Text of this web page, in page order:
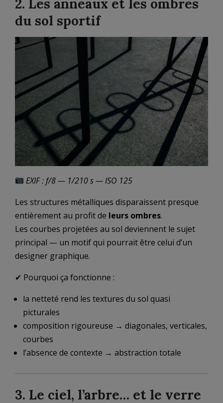
2. Les anneaux et les ombres
du sol sportif
EXIF : f/8 — 1/210 s — ISO 125
Les structures métalliques disparaissent presque
entièrement au profit de leurs ombres.
Les courbes projetées au sol deviennent le sujet
principal — un motif qui pourrait être celui d’un
designer graphique.
✔ Pourquoi ça fonctionne :
la netteté rend les textures du sol quasi
picturales
composition rigoureuse → diagonales, verticales,
courbes
l’absence de contexte → abstraction totale
3. Le ciel, l’arbre… et le verre